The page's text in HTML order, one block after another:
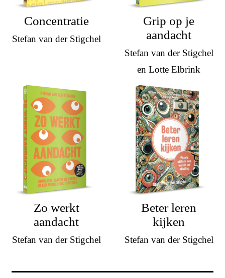
Concentratie
Stefan van der Stigchel
Grip op je
aandacht
Stefan van der Stigchel
en Lotte Elbrink
Zo werkt
aandacht
Stefan van der Stigchel
Beter leren
kijken
Stefan van der Stigchel